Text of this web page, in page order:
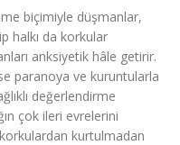
biçimiyle düşmanlar,
halkı da korkular
anksiyetik hâle getirir.
paranoya ve kuruntularla
değerlendirme
çok ileri evrelerini
kurtulmadan